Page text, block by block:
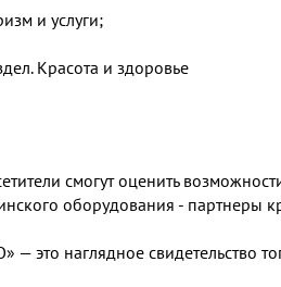
и услуги;
Красота и здоровье
смогут оценить
оборудования - партнеры
— это наглядное свидетельство